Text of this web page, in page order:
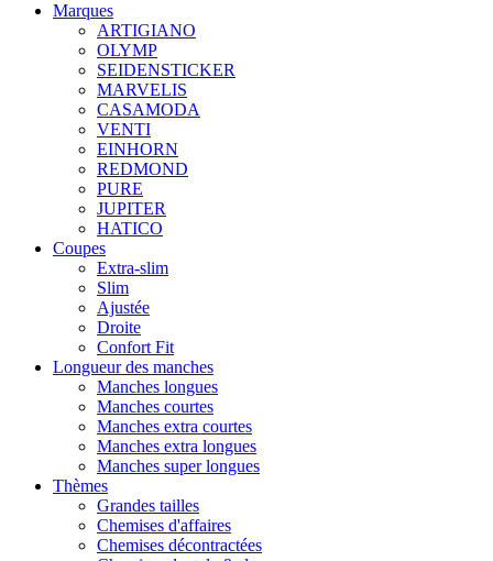
Marques
ARTIGIANO
OLYMP
SEIDENSTICKER
MARVELIS
CASAMODA
VENTI
EINHORN
REDMOND
PURE
JUPITER
HATICO
Coupes
Extra-slim
Slim
Ajustée
Droite
Confort Fit
Longueur des manches
Manches longues
Manches courtes
Manches extra courtes
Manches extra longues
Manches super longues
Thèmes
Grandes tailles
Chemises d'affaires
Chemises décontractées